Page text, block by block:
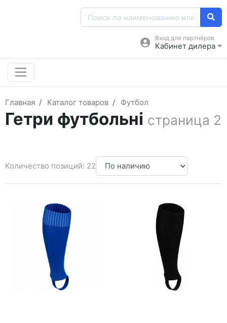
Вход для партнёров
Кабинет дилера
Главная Каталог товаров Футбол
Гетри футбольні страница 2
Количество позиций: 22